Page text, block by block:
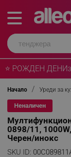
⭐ РОЖДЕН ДЕН
Начало Уреди за
Неналичен
0898/11,
Черен/инокс
SKU ID: